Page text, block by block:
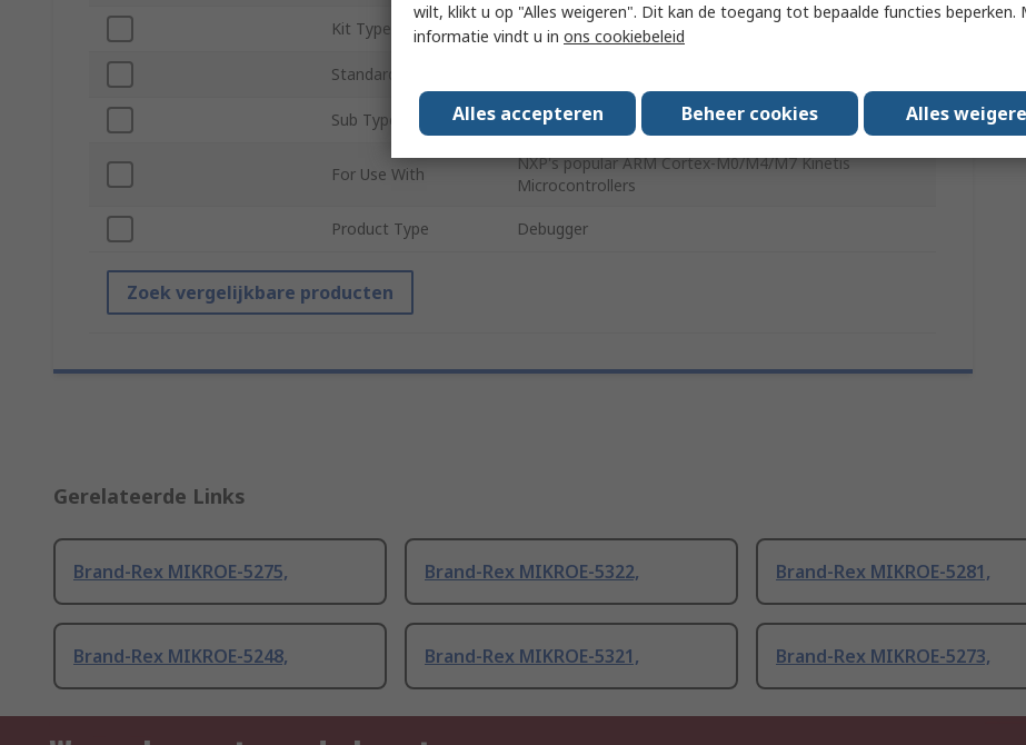
Kit Type USB Power Analyser
Standards/Approvals
Sub Type Programmer and Debugger for NXP Kinetis MCU
For Use With
NXP's popular ARM Cortex-M0/M4/M7 Kinetis
Microcontrollers
Product Type Debugger
Zoek vergelijkbare producten
Gerelateerde Links
Brand-Rex MIKROE-5275, Brand-Rex MIKROE-5322, Brand-Rex MIKROE-5281,
Brand-Rex MIKROE-5248, Brand-Rex MIKROE-5321, Brand-Rex MIKROE-5273,
wilt, klikt u op "Alles weigeren". Dit kan de toegang tot bepaalde functies beperken.
informatie vindt u in ons cookiebeleid
Alles accepteren Beheer cookies Alles